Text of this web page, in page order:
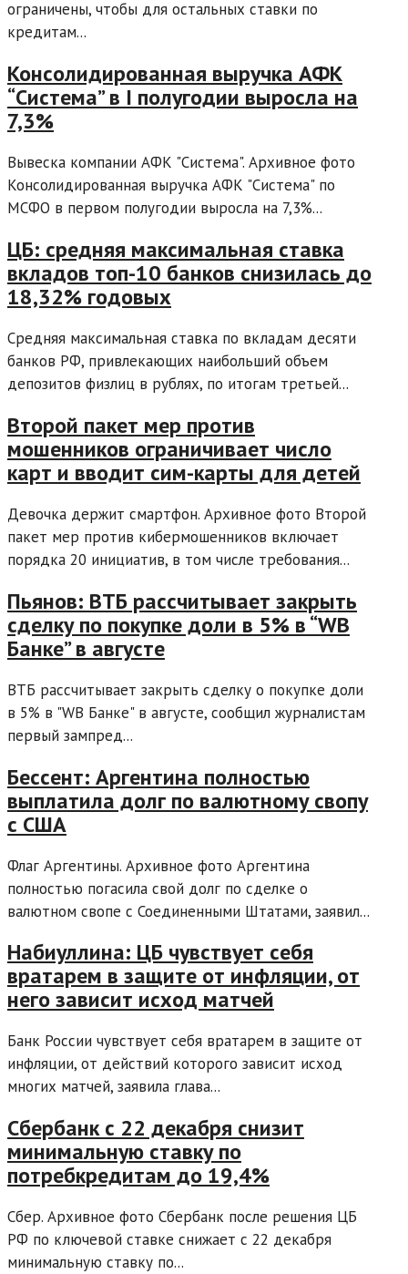
ограничены, чтобы для остальных ставки по
кредитам...
Консолидированная выручка АФК
“Система” в I полугодии выросла на
7,3%
Вывеска компании АФК "Система". Архивное фото
Консолидированная выручка АФК "Система" по
МСФО в первом полугодии выросла на 7,3%...
ЦБ: средняя максимальная ставка
вкладов топ-10 банков снизилась до
18,32% годовых
Средняя максимальная ставка по вкладам десяти
банков РФ, привлекающих наибольший объем
депозитов физлиц в рублях, по итогам третьей...
Второй пакет мер против
мошенников ограничивает число
карт и вводит сим-карты для детей
Девочка держит смартфон. Архивное фото Второй
пакет мер против кибермошенников включает
порядка 20 инициатив, в том числе требования...
Пьянов: ВТБ рассчитывает закрыть
сделку по покупке доли в 5% в “WB
Банке” в августе
ВТБ рассчитывает закрыть сделку о покупке доли
в 5% в "WB Банке" в августе, сообщил журналистам
первый зампред...
Бессент: Аргентина полностью
выплатила долг по валютному свопу
с США
Флаг Аргентины. Архивное фото Аргентина
полностью погасила свой долг по сделке о
валютном свопе с Соединенными Штатами, заявил...
Набиуллина: ЦБ чувствует себя
вратарем в защите от инфляции, от
него зависит исход матчей
Банк России чувствует себя вратарем в защите от
инфляции, от действий которого зависит исход
многих матчей, заявила глава...
Сбербанк с 22 декабря снизит
минимальную ставку по
потребкредитам до 19,4%
Сбер. Архивное фото Сбербанк после решения ЦБ
РФ по ключевой ставке снижает с 22 декабря
минимальную ставку по...